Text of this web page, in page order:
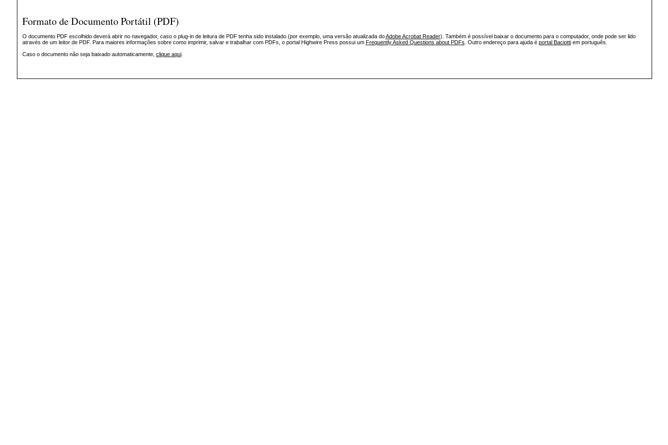
Formato de Documento Portátil (PDF)
O documento PDF escolhido deverá abrir no navegador, caso o plug-in de leitura de PDF tenha sido instalado (por exemplo, uma versão atualizada doAdobe Acrobat Reader). Também é possível baixar o documento para o computador, onde pode ser lido
através de um leitor de PDF. Para maiores informações sobre como imprimir, salvar e trabalhar com PDFs, o portal Highwire Press possui um Frequently Asked Questions about PDFs . Outro endereço para ajuda é portal Baciottiem português.
Caso o documento não seja baixado automaticamente, clique aqui.